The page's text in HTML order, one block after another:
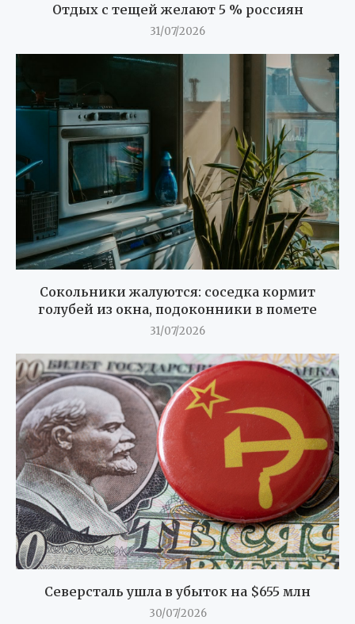
Отдых с тещей желают 5 % россиян
31/07/2026
Сокольники жалуются: соседка кормит
голубей из окна, подоконники в помете
31/07/2026
Северсталь ушла в убыток на $655 млн
30/07/2026